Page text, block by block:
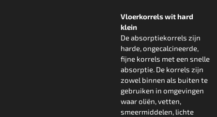
Vloerkorrels wit hard
klein
De absorptiekorrels zijn
harde, ongecalcineerde,
fijne korrels met een snelle
absorptie. De korrels zijn
zowel binnen als buiten te
gebruiken in omgevingen
waar oliën, vetten,
smeermiddelen, lichte